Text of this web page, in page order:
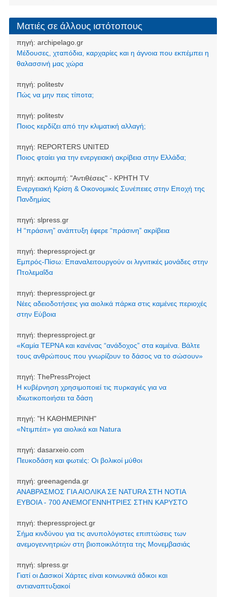
Ματιές σε άλλους ιστότοπους
πηγή: archipelago.gr
Μέδουσες, χταπόδια, καρχαρίες και η άγνοια που εκπέμπει η
θαλασσινή μας χώρα
πηγή: politestv
Πώς να μην πεις τίποτα;
πηγή: politestv
Ποιος κερδίζει από την κλιματική αλλαγή;
πηγή: REPORTERS UNITED
Ποιος φταίει για την ενεργειακή ακρίβεια στην Ελλάδα;
πηγή: εκπομπή: "Αντιθέσεις" - ΚΡΗΤΗ TV
Ενεργειακή Κρίση & Οικονομικές Συνέπειες στην Εποχή της
Πανδημίας
πηγή: slpress.gr
Η “πράσινη” ανάπτυξη έφερε “πράσινη” ακρίβεια
πηγή: thepressproject.gr
Εμπρός-Πίσω: Επαναλειτουργούν οι λιγνιτικές μονάδες στην
Πτολεμαΐδα
πηγή: thepressproject.gr
Νέες αδειοδοτήσεις για αιολικά πάρκα στις καμένες περιοχές
στην Εύβοια
πηγή: thepressproject.gr
«Καμία ΤΕΡΝΑ και κανένας “ανάδοχος” στα καμένα. Βάλτε
τους ανθρώπους που γνωρίζουν το δάσος να το σώσουν»
πηγή: ThePressProject
Η κυβέρνηση χρησιμοποιεί τις πυρκαγιές για να
ιδιωτικοποιήσει τα δάση
πηγή: "Η ΚΑΘΗΜΕΡΙΝΗ"
«Ντιμπέιτ» για αιολικά και Natura
πηγή: dasarxeio.com
Πευκοδάση και φωτιές: Οι βολικοί μύθοι
πηγή: greenagenda.gr
ΑΝΑΒΡΑΣΜΟΣ ΓΙΑ ΑΙΟΛΙΚΑ ΣΕ NATURA ΣΤΗ ΝΟΤΙΑ
ΕΥΒΟΙΑ - 700 ΑΝΕΜΟΓΕΝΝΗΤΡΙΕΣ ΣΤΗΝ ΚΑΡΥΣΤΟ
πηγή: thepressproject.gr
Σήμα κινδύνου για τις ανυπολόγιστες επιπτώσεις των
ανεμογεννητριών στη βιοποικιλότητα της Μονεμβασιάς
πηγή: slpress.gr
Γιατί οι Δασικοί Χάρτες είναι κοινωνικά άδικοι και
αντιαναπτυξιακοί